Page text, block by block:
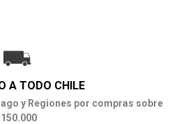
A TODO CHILE
y Regiones por compras sobre